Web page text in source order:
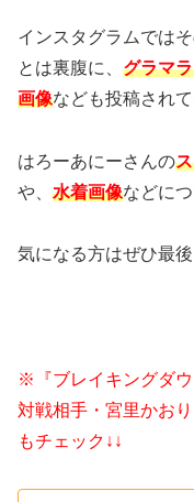
インスタグラムでは
とは裏腹に、 グラマ
画像なども投稿されて
はろーあにーさんの
や、 水着画像などに
気になる方はぜひ最
※『ブレイキングダ
対戦相手・宮里かお
もチェック↓↓